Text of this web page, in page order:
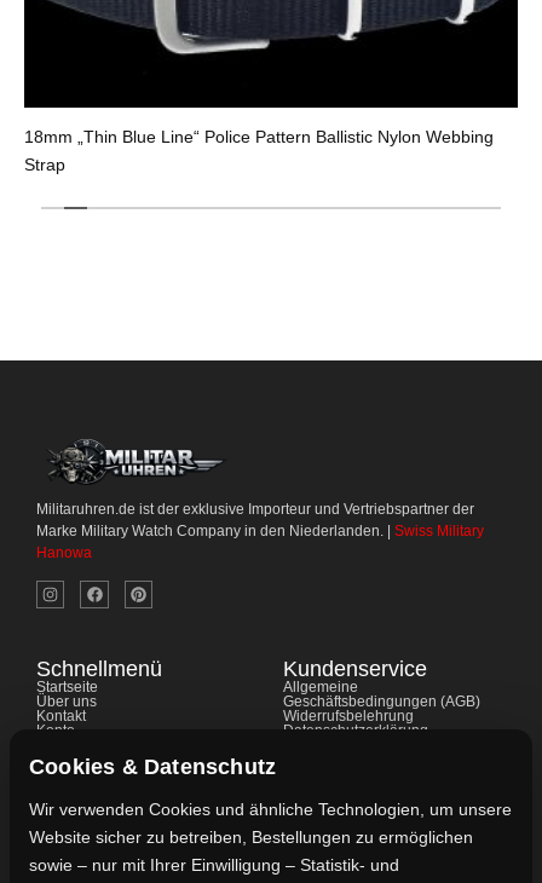
18mm „Thin Blue Line“ Police Pattern Ballistic Nylon Webbing
Strap
Militaruhren.de ist der exklusive Importeur und Vertriebspartner der
Marke Military Watch Company in den Niederlanden. | Swiss Military
Hanowa
Schnellmenü
Startseite
Über uns
Kontakt
Konto
FAQ's
Ratgeber
Kundenservice
Allgemeine
Geschäftsbedingungen (AGB)
Widerrufsbelehrung
Datenschutzerklärung
Kontaktdaten
Cookies & Datenschutz
Wir verwenden Cookies und ähnliche Technologien, um unsere
Website sicher zu betreiben, Bestellungen zu ermöglichen
sowie – nur mit Ihrer Einwilligung – Statistik- und